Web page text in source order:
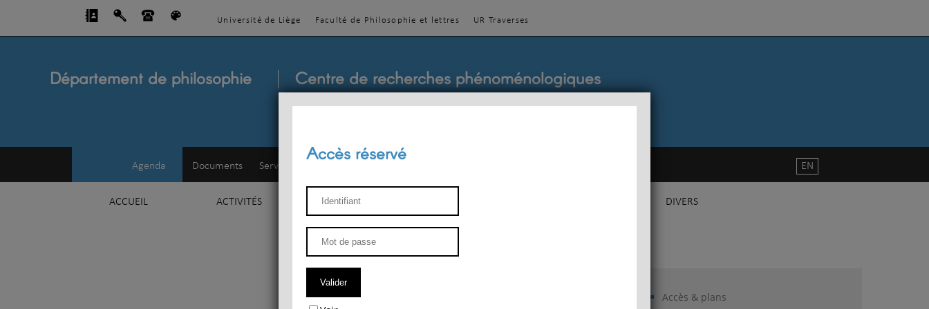
Université de Liège Faculté de Philosophie et lettres UR Traverses
Département de philosophie Centre de recherches phénoménologiques
Agenda Documents Service d'esthétique
ACCUEIL ACTIVITÉS ENSEIGNEMENT DIVERS
EN
Accès & plans
Accès réservé